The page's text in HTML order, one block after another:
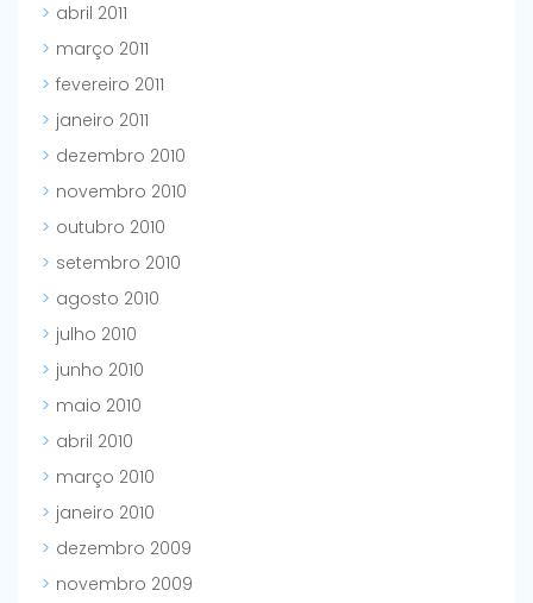
abril 2011
março 2011
fevereiro 2011
janeiro 2011
dezembro 2010
novembro 2010
outubro 2010
setembro 2010
agosto 2010
julho 2010
junho 2010
maio 2010
abril 2010
março 2010
janeiro 2010
dezembro 2009
novembro 2009